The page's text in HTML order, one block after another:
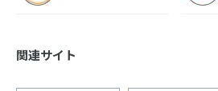
関連サイト